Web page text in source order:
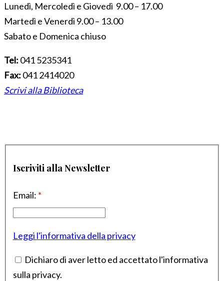
Lunedì, Mercoledì e Giovedì 9.00 – 17.00
Martedì e Venerdì 9.00 – 13.00
Sabato e Domenica chiuso
Tel: 041 5235341
Fax: 041 2414020
Scrivi alla Biblioteca
Iscriviti alla Newsletter
Email: *
Leggi l'informativa della privacy
Dichiaro di aver letto ed accettato l'informativa
sulla privacy.